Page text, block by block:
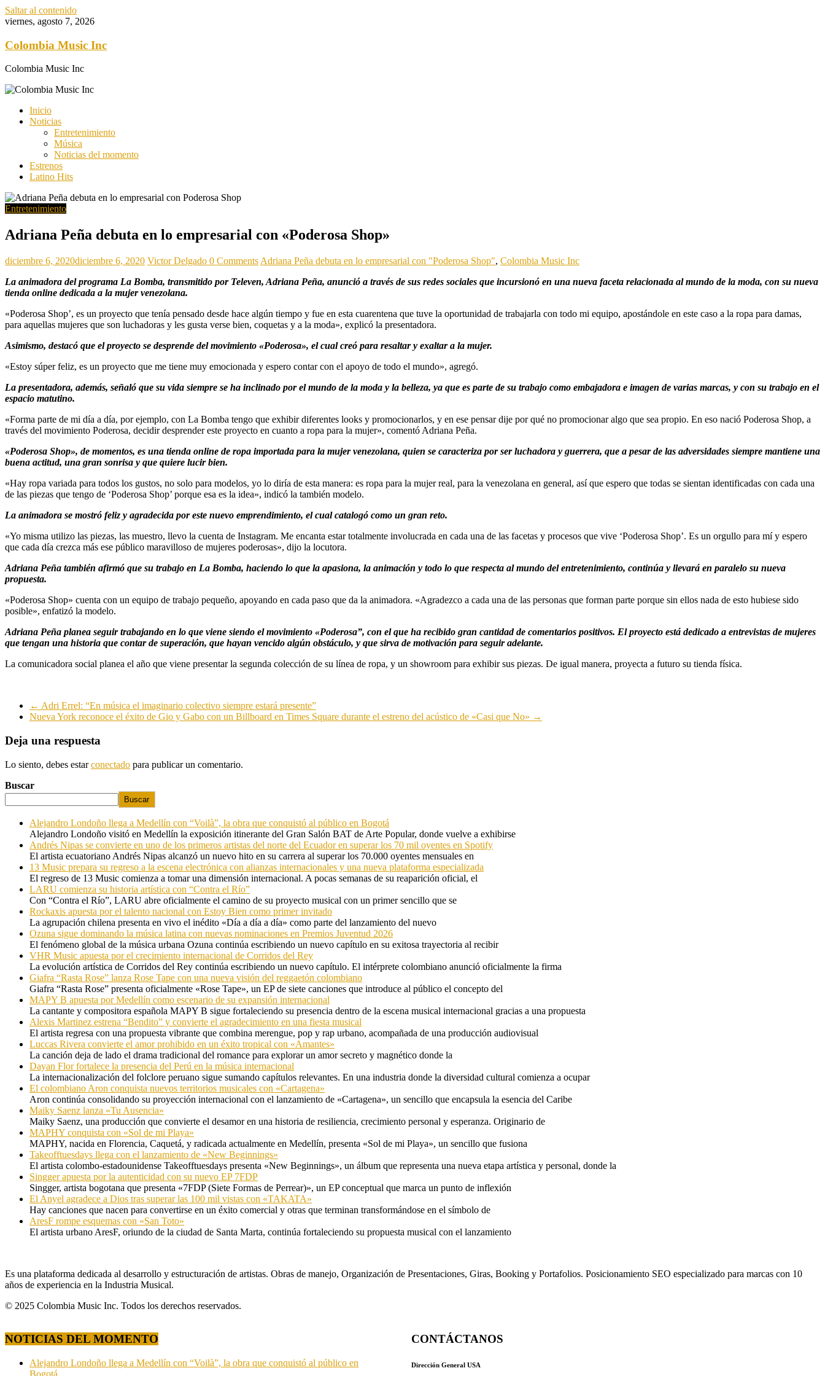
Saltar al contenido
viernes, agosto 7, 2026
Colombia Music Inc
Colombia Music Inc
Inicio
Noticias
Entretenimiento
Música
Noticias del momento
Estrenos
Latino Hits
Entretenimiento
Adriana Peña debuta en lo empresarial con «Poderosa Shop»
diciembre 6, 2020diciembre 6, 2020 Victor Delgado 0 Comments Adriana Peña debuta en lo empresarial con "Poderosa Shop", Colombia Music Inc
La animadora del programa La Bomba, transmitido por Televen, Adriana Peña, anunció a través de sus redes sociales que incursionó en una nueva faceta relacionada al mundo de la moda, con su nueva
tienda online dedicada a la mujer venezolana.
«Poderosa Shop’, es un proyecto que tenía pensado desde hace algún tiempo y fue en esta cuarentena que tuve la oportunidad de trabajarla con todo mi equipo, apostándole en este caso a la ropa para damas,
para aquellas mujeres que son luchadoras y les gusta verse bien, coquetas y a la moda», explicó la presentadora.
Asimismo, destacó que el proyecto se desprende del movimiento «Poderosa», el cual creó para resaltar y exaltar a la mujer.
«Estoy súper feliz, es un proyecto que me tiene muy emocionada y espero contar con el apoyo de todo el mundo», agregó.
La presentadora, además, señaló que su vida siempre se ha inclinado por el mundo de la moda y la belleza, ya que es parte de su trabajo como embajadora e imagen de varias marcas, y con su trabajo en el
espacio matutino.
«Forma parte de mi día a día, por ejemplo, con La Bomba tengo que exhibir diferentes looks y promocionarlos, y en ese pensar dije por qué no promocionar algo que sea propio. En eso nació Poderosa Shop, a
través del movimiento Poderosa, decidir desprender este proyecto en cuanto a ropa para la mujer», comentó Adriana Peña.
«Poderosa Shop», de momentos, es una tienda online de ropa importada para la mujer venezolana, quien se caracteriza por ser luchadora y guerrera, que a pesar de las adversidades siempre mantiene una
buena actitud, una gran sonrisa y que quiere lucir bien.
«Hay ropa variada para todos los gustos, no solo para modelos, yo lo diría de esta manera: es ropa para la mujer real, para la venezolana en general, así que espero que todas se sientan identificadas con cada una
de las piezas que tengo de ‘Poderosa Shop’ porque esa es la idea», indicó la también modelo.
La animadora se mostró feliz y agradecida por este nuevo emprendimiento, el cual catalogó como un gran reto.
«Yo misma utilizo las piezas, las muestro, llevo la cuenta de Instagram. Me encanta estar totalmente involucrada en cada una de las facetas y procesos que vive ‘Poderosa Shop’. Es un orgullo para mí y espero
que cada día crezca más ese público maravilloso de mujeres poderosas», dijo la locutora.
Adriana Peña también afirmó que su trabajo en La Bomba, haciendo lo que la apasiona, la animación y todo lo que respecta al mundo del entretenimiento, continúa y llevará en paralelo su nueva
propuesta.
«Poderosa Shop» cuenta con un equipo de trabajo pequeño, apoyando en cada paso que da la animadora. «Agradezco a cada una de las personas que forman parte porque sin ellos nada de esto hubiese sido
posible», enfatizó la modelo.
Adriana Peña planea seguir trabajando en lo que viene siendo el movimiento «Poderosa”, con el que ha recibido gran cantidad de comentarios positivos. El proyecto está dedicado a entrevistas de mujeres
que tengan una historia que contar de superación, que hayan vencido algún obstáculo, y que sirva de motivación para seguir adelante.
La comunicadora social planea el año que viene presentar la segunda colección de su línea de ropa, y un showroom para exhibir sus piezas. De igual manera, proyecta a futuro su tienda física.
← Adri Errel: “En música el imaginario colectivo siempre estará presente”
Nueva York reconoce el éxito de Gio y Gabo con un Billboard en Times Square durante el estreno del acústico de «Casi que No» →
Deja una respuesta
Lo siento, debes estarconectado para publicar un comentario.
Buscar
Buscar
Alejandro Londoño llega a Medellín con “Voilà”, la obra que conquistó al público en Bogotá
Alejandro Londoño visitó en Medellín la exposición itinerante del Gran Salón BAT de Arte Popular, donde vuelve a exhibirse
Andrés Nipas se convierte en uno de los primeros artistas del norte del Ecuador en superar los 70 mil oyentes en Spotify
El artista ecuatoriano Andrés Nipas alcanzó un nuevo hito en su carrera al superar los 70.000 oyentes mensuales en
13 Music prepara su regreso a la escena electrónica con alianzas internacionales y una nueva plataforma especializada
El regreso de 13 Music comienza a tomar una dimensión internacional. A pocas semanas de su reaparición oficial, el
LARU comienza su historia artística con “Contra el Río”
Con “Contra el Río”, LARU abre oficialmente el camino de su proyecto musical con un primer sencillo que se
Rockaxis apuesta por el talento nacional con Estoy Bien como primer invitado
La agrupación chilena presenta en vivo el inédito «Día a día a día» como parte del lanzamiento del nuevo
Ozuna sigue dominando la música latina con nuevas nominaciones en Premios Juventud 2026
El fenómeno global de la música urbana Ozuna continúa escribiendo un nuevo capítulo en su exitosa trayectoria al recibir
VHR Music apuesta por el crecimiento internacional de Corridos del Rey
La evolución artística de Corridos del Rey continúa escribiendo un nuevo capítulo. El intérprete colombiano anunció oficialmente la firma
Giafra “Rasta Rose” lanza Rose Tape con una nueva visión del reggaetón colombiano
Giafra “Rasta Rose” presenta oficialmente «Rose Tape», un EP de siete canciones que introduce al público el concepto del
MAPY B apuesta por Medellín como escenario de su expansión internacional
La cantante y compositora española MAPY B sigue fortaleciendo su presencia dentro de la escena musical internacional gracias a una propuesta
Alexis Martinez estrena “Bendito” y convierte el agradecimiento en una fiesta musical
El artista regresa con una propuesta vibrante que combina merengue, pop y rap urbano, acompañada de una producción audiovisual
Luccas Rivera convierte el amor prohibido en un éxito tropical con «Amantes»
La canción deja de lado el drama tradicional del romance para explorar un amor secreto y magnético donde la
Dayan Flor fortalece la presencia del Perú en la música internacional
La internacionalización del folclore peruano sigue sumando capítulos relevantes. En una industria donde la diversidad cultural comienza a ocupar
El colombiano Aron conquista nuevos territorios musicales con «Cartagena»
Aron continúa consolidando su proyección internacional con el lanzamiento de «Cartagena», un sencillo que encapsula la esencia del Caribe
Maiky Saenz lanza «Tu Ausencia»
Maiky Saenz, una producción que convierte el desamor en una historia de resiliencia, crecimiento personal y esperanza. Originario de
MAPHY conquista con «Sol de mi Playa»
MAPHY, nacida en Florencia, Caquetá, y radicada actualmente en Medellín, presenta «Sol de mi Playa», un sencillo que fusiona
Takeofftuesdays llega con el lanzamiento de «New Beginnings»
El artista colombo-estadounidense Takeofftuesdays presenta «New Beginnings», un álbum que representa una nueva etapa artística y personal, donde la
Singger apuesta por la autenticidad con su nuevo EP 7FDP
Singger, artista bogotana que presenta «7FDP (Siete Formas de Perrear)», un EP conceptual que marca un punto de inflexión
El Anyel agradece a Dios tras superar las 100 mil vistas con «TAKATA»
Hay canciones que nacen para convertirse en un éxito comercial y otras que terminan transformándose en el símbolo de
AresF rompe esquemas con «San Toto»
El artista urbano AresF, oriundo de la ciudad de Santa Marta, continúa fortaleciendo su propuesta musical con el lanzamiento
Es una plataforma dedicada al desarrollo y estructuración de artistas. Obras de manejo, Organización de Presentaciones, Giras, Booking y Portafolios. Posicionamiento SEO especializado para marcas con 10
años de experiencia en la Industria Musical.
© 2025 Colombia Music Inc. Todos los derechos reservados.
NOTICIAS DEL MOMENTO
Alejandro Londoño llega a Medellín con “Voilà”, la obra que conquistó al público en
CONTÁCTANOS
Dirección General USA